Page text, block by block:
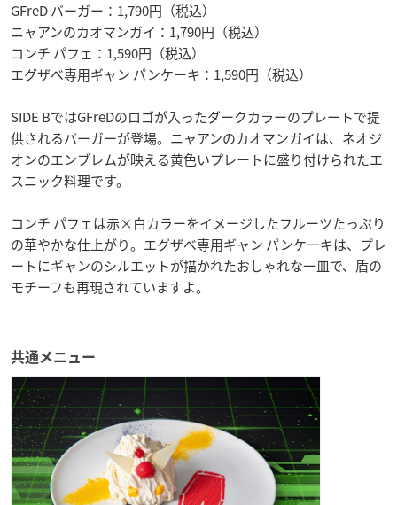
GFreD バーガー：1,790円（税込）
ニャアンのカオマンガイ：1,790円（税込）
コンチ パフェ：1,590円（税込）
エグザべ専用ギャン パンケーキ：1,590円（税込）
SIDE BではGFreDのロゴが入ったダークカラーのプレートで提
供されるバーガーが登場。ニャアンのカオマンガイは、ネオジ
オンのエンブレムが映える黄色いプレートに盛り付けられたエ
スニック料理です。
コンチ パフェは赤×白カラーをイメージしたフルーツたっぷり
の華やかな仕上がり。エグザべ専用ギャン パンケーキは、プレ
ートにギャンのシルエットが描かれたおしゃれな一皿で、盾の
モチーフも再現されていますよ。
共通メニュー